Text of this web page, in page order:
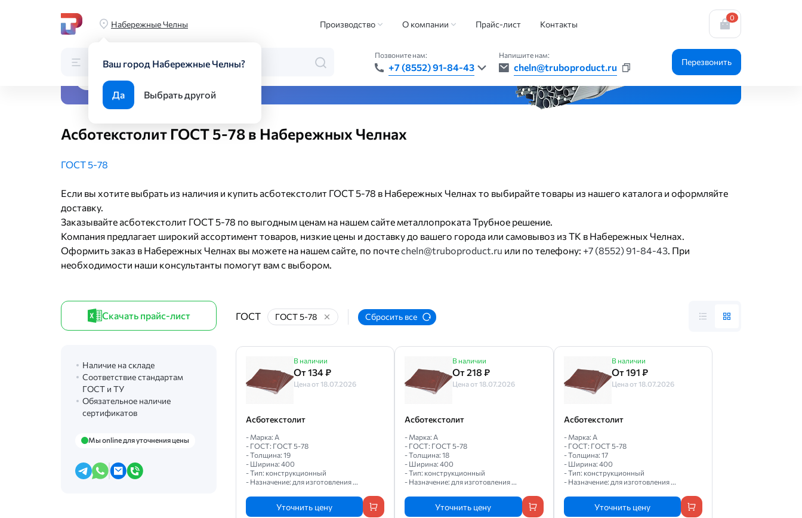
Набережные Челны
Ваш город Набережные Челны?
Да Выбрать другой
Производство О компании Прайс-лист Контакты
0
Каталог Поиск по каталогу
Позвоните нам:
+7 (8552) 91-84-43
Напишите нам:
cheln@truboproduct.ru Перезвонить
Главная Каталог Стройматериалы Асботекстолит ГОСТ 5-78
Все виды металлопроката — быстро, точно, везде
Асботекстолит ГОСТ 5-78 в Набережных Челнах
ГОСТ 5-78
Если вы хотите выбрать из наличия и купить асботекстолит ГОСТ 5-78 в Набережных Челнах то выбирайте товары из нашего каталога и оформляйте
доставку.
Заказывайте асботекстолит ГОСТ 5-78 по выгодным ценам на нашем сайте металлопроката Трубное решение.
Компания предлагает широкий ассортимент товаров, низкие цены и доставку до вашего города или самовывоз из ТК в Набережных Челнах.
Оформить заказ в Набережных Челнах вы можете на нашем сайте, по почтеcheln@truboproduct.ru или по телефону: +7 (8552) 91-84-43. При
необходимости наши консультанты помогут вам с выбором.
Скачать прайс-лист
Наличие на складе
Соответствие стандартам
ГОСТ и ТУ
Обязательное наличие
сертификатов
Мы online для уточнения цены
ГОСТ ГОСТ 5-78 Сбросить все
В наличии
От 134 ₽
Цена от 18.07.2026
Асботекстолит
- Марка: А
- ГОСТ: ГОСТ 5-78
- Толщина: 19
- Ширина: 400
- Тип: конструкционный
- Назначение: для изготовления ...
Уточнить цену
В наличии
От 218 ₽
Цена от 18.07.2026
Асботекстолит
- Марка: А
- ГОСТ: ГОСТ 5-78
- Толщина: 18
- Ширина: 400
- Тип: конструкционный
- Назначение: для изготовления ...
Уточнить цену
В наличии
От 191 ₽
Цена от 18.07.2026
Асботекстолит
- Марка: А
- ГОСТ: ГОСТ 5-78
- Толщина: 17
- Ширина: 400
- Тип: конструкционный
- Назначение: для изготовления ...
Уточнить цену